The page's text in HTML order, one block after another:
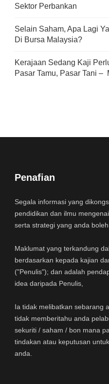
Sektor Perbankan
Selain Saham, Apa Lagi
Di Bursa Malaysia?
Kerajaan Sedang Kaji
Pasar Tamu, Pasar Tani –
Penafian
Segala informasi yang
pendidikan dan ilmu
serta strategi yang anda boleh
Maklumat yang terkandung
berdasarkan kepada kajian
("Penulis"); dan adalah
idea daripada Penulis,
Ia tidak melibatkan sebarang
tidak memberitahu anda
sekuriti / saham / bon mana
tindakan atau keputusan
anda.